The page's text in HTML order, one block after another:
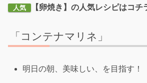
人気 【卵焼き】の人気レシピはコチ
「コンテナマリネ」
明日の朝、美味しい、を目指す！